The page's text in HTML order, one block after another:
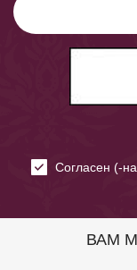
Cогласен (-
ВАМ